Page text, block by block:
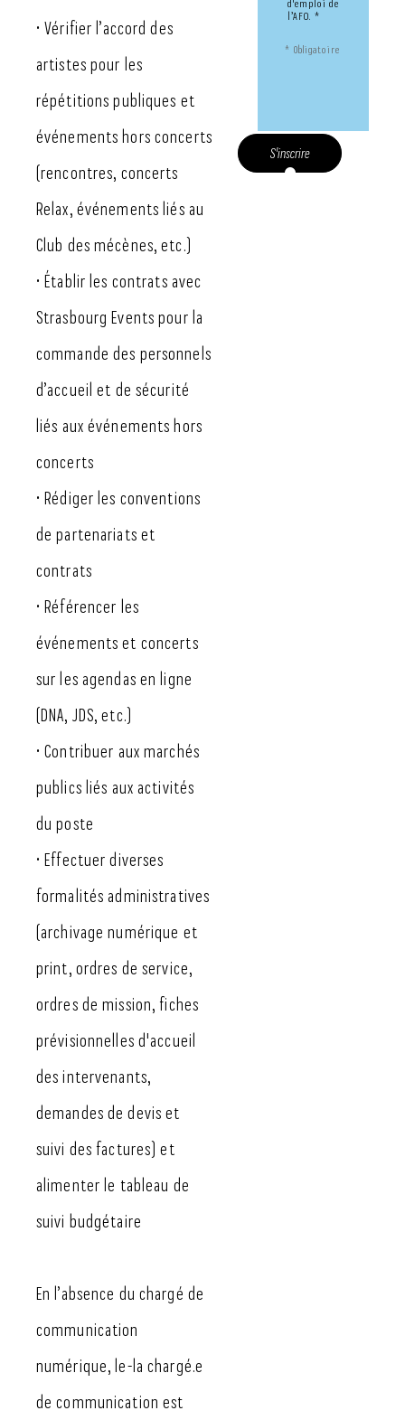
• Vérifier l’accord des
artistes pour les
répétitions publiques et
événements hors concerts
(rencontres, concerts
Relax, événements liés au
Club des mécènes, etc.)
• Établir les contrats avec
Strasbourg Events pour la
commande des personnels
d’accueil et de sécurité
liés aux événements hors
concerts
• Rédiger les conventions
de partenariats et
contrats
• Référencer les
événements et concerts
sur les agendas en ligne
(DNA, JDS, etc.)
• Contribuer aux marchés
publics liés aux activités
du poste
• Effectuer diverses
formalités administratives
(archivage numérique et
print, ordres de service,
ordres de mission, fiches
prévisionnelles d'accueil
des intervenants,
demandes de devis et
suivi des factures) et
alimenter le tableau de
suivi budgétaire
En l’absence du chargé de
communication
numérique, le-la chargé.e
de communication est
d'emploi de
l’AFO. *
* Obligatoire
S'inscrire